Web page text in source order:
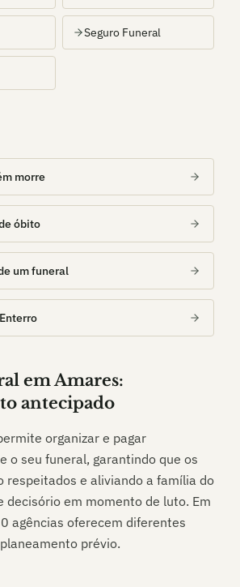
Seguro Funeral
morre
óbito
um funeral
emAmares:
antecipado
organizar e pagar
o seu funeral, garantindo que os
respeitados e aliviando a família do
decisório em momento de luto. Em
0 agências oferecem diferentes
prévio.